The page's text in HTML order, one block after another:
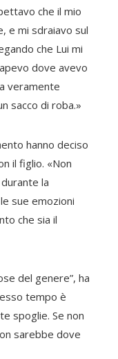
che il mio
e mi sdraiavo sul
che Lui mi
dove avevo
veramente
sacco di roba.»
hanno deciso
il figlio. «Non
la
sue emozioni
che sia il
del genere”, ha
tempo è
spoglie. Se non
sarebbe dove